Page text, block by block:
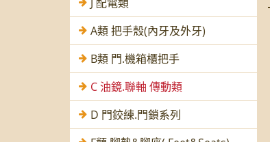
A類 把手殼(內牙及外牙)
B類 門.機箱櫃把手
C 油鏡.聯軸 傳動類
D 門鉸練.門鎖系列